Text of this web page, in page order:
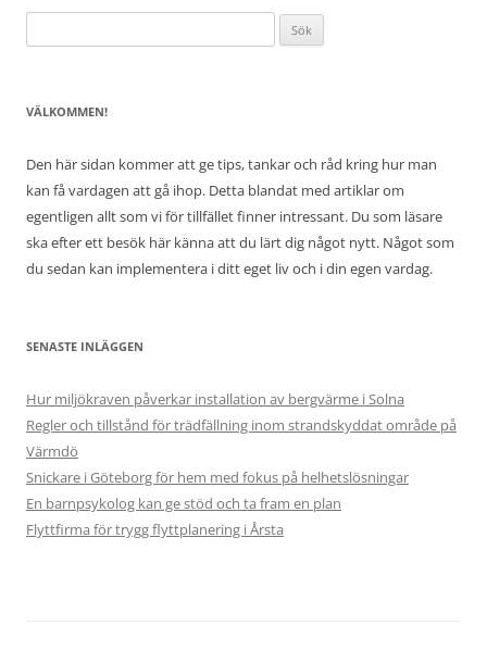
efter:
VÄLKOMMEN!
Den här sidan kommer att ge tips, tankar och råd kring hur man
kan få vardagen att gå ihop. Detta blandat med artiklar om
egentligen allt som vi för tillfället finner intressant. Du som läsare
ska efter ett besök här känna att du lärt dig något nytt. Något som
du sedan kan implementera i ditt eget liv och i din egen vardag.
SENASTE INLÄGGEN
Hur miljökraven påverkar installation av bergvärme i Solna
Regler och tillstånd för trädfällning inom strandskyddat område på
Värmdö
Snickare i Göteborg för hem med fokus på helhetslösningar
En barnpsykolog kan ge stöd och ta fram en plan
Flyttfirma för trygg flyttplanering i Årsta